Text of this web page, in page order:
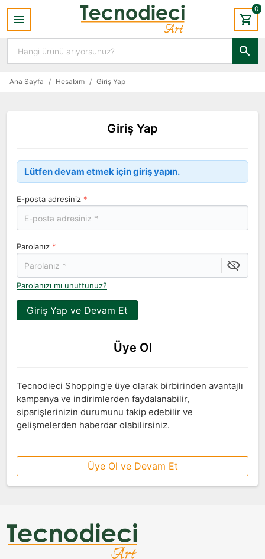
0
Ana Sayfa / Hesabım / Giriş Yap
Giriş Yap
Lütfen devam etmek için giriş yapın.
E-posta adresiniz *
Parolanız *
Parolanızı mı unuttunuz?
Giriş Yap ve Devam Et
Üye Ol
Tecnodieci Shopping'e üye olarak birbirinden avantajlı
kampanya ve indirimlerden faydalanabilir,
siparişlerinizin durumunu takip edebilir ve
gelişmelerden haberdar olabilirsiniz.
Üye Ol ve Devam Et